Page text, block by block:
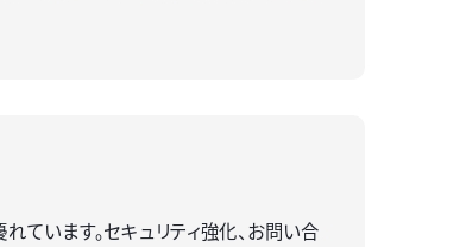
います。セキュリティ強化、お問い合